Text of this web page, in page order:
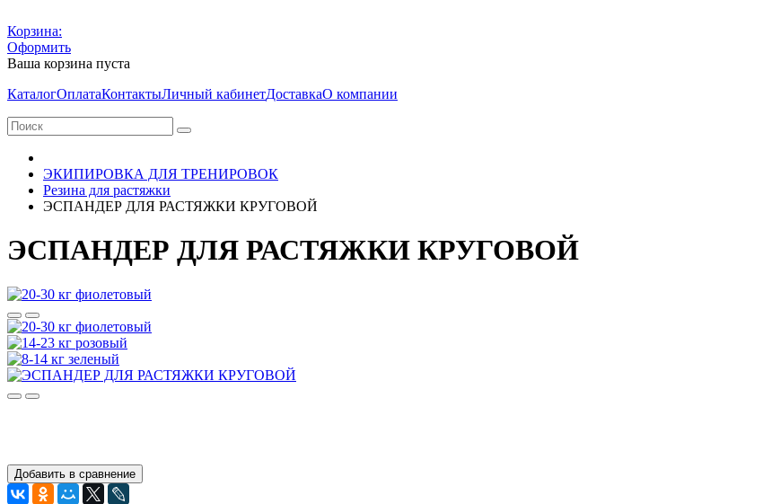
Корзина:
Оформить
Ваша корзина пуста
КаталогОплатаКонтактыЛичный кабинетДоставкаО компании
ЭКИПИРОВКА ДЛЯ ТРЕНИРОВОК
Резина для растяжки
ЭСПАНДЕР ДЛЯ РАСТЯЖКИ КРУГОВОЙ
ЭСПАНДЕР ДЛЯ РАСТЯЖКИ КРУГОВОЙ
Добавить в сравнение